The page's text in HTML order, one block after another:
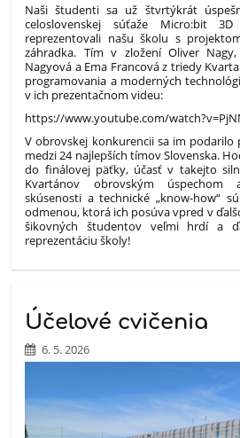
Naši študenti sa už štvrtýkrát
celoslovenskej súťaže Micro:bit
reprezentovali našu školu s
záhradka. Tím v zložení Oliver
Nagyová a Ema Francová z triedy
programovania a moderných
v ich prezentačnom videu:
https://www.youtube.com/
V obrovskej konkurencii sa im
medzi 24 najlepších tímov Slovenska.
do finálovej päťky, účasť v takejto
Kvartánov obrovským úspechom
skúsenosti a technické „know-how“
odmenou, ktorá ich posúva vpred v
šikovných študentov veľmi hrdí a
reprezentáciu školy!
Účelové cvičenia
6. 5. 2026